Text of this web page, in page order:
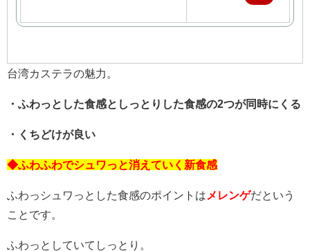
台湾カステラの魅力。
・ふわっとした食感としっとりした食感の2つが同時にくる
・くちどけが良い
◆ふわふわでシュワっと消えていく新食感
ふわっシュワっとした食感のポイントは メレンゲだという
ことです。
ふわっとしていてしっとり。